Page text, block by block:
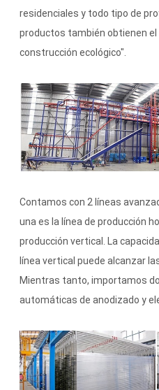
residenciales y todo tipo de
productos también obtienen el
construcción ecológico".
Contamos con 2 líneas
una es la línea de producción
producción vertical. La
línea vertical puede alcanzar
Mientras tanto, importamos
automáticas de anodizado y